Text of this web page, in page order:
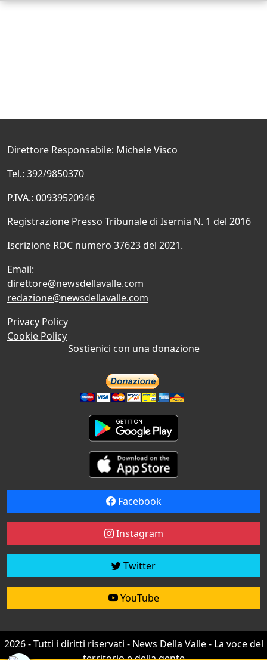
Direttore Responsabile: Michele Visco
Tel.: 392/9850370
P.IVA.: 00939520946
Registrazione Presso Tribunale di Isernia N. 1 del 2016
Iscrizione ROC numero 37623 del 2021.
Email:
direttore@newsdellavalle.com
redazione@newsdellavalle.com
Privacy Policy
Cookie Policy
Sostienici con una donazione
Facebook
Instagram
Twitter
YouTube
2026 - Tutti i diritti riservati - News Della Valle - La voce del